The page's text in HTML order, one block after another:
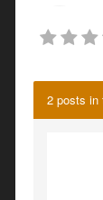
2 posts in